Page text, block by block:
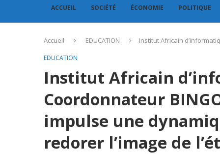
ACCUEIL SOCIÉTÉ ÉCONOMIE POLITIQUE
Accueil EDUCATION Institut Africain
EDUCATION
Institut Africain
Coordonnateur
impulse une
redorer l’image de